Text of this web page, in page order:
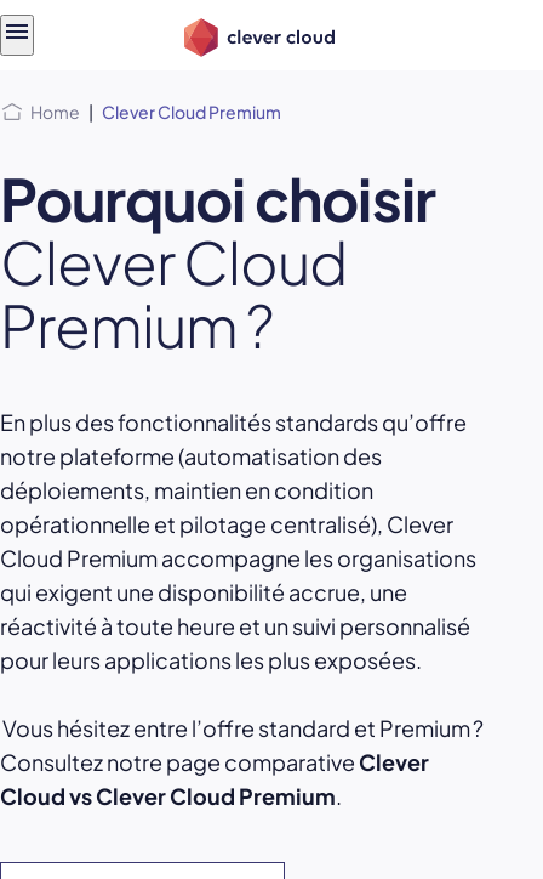
Home | Clever Cloud Premium
Pourquoi choisir
Clever Cloud
Premium ?
En plus des fonctionnalités standards qu’offre
notre plateforme (automatisation des
déploiements, maintien en condition
opérationnelle et pilotage centralisé), Clever
Cloud Premium accompagne les organisations
qui exigent une disponibilité accrue, une
réactivité à toute heure et un suivi personnalisé
pour leurs applications les plus exposées.
Vous hésitez entre l’offre standard et Premium ?
Consultez notre page comparative Clever
Cloud vs Clever Cloud Premium.